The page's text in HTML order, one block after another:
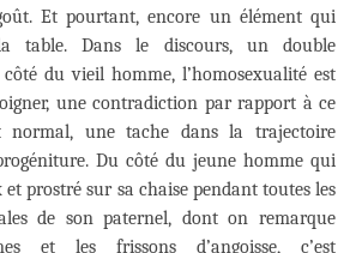
Et pourtant, encore un élément qui
table. Dans le discours, un double
du vieil homme, l’homosexualité est
une contradiction par rapport à ce
une tache dans la trajectoire
Du côté du jeune homme qui
prostré sur sa chaise pendant toutes les
de son paternel, dont on remarque
et les frissons d’angoisse, c’est